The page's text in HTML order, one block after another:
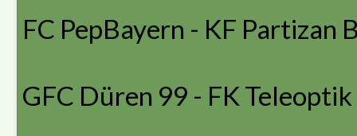
FC PepBayern - KF Partizan
GFC Düren 99 - FK